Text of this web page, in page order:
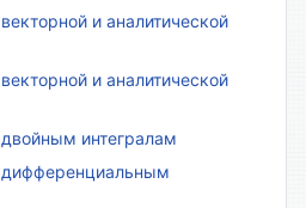
и аналитической
и аналитической
интегралам